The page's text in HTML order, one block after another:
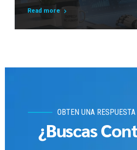
Argentina, anunció una propuesta
nueva categoría jurídica denominada
Humana” (Non-Human Corporation),
figuras como la Sociedad
Read more
OBTEN UNA
¿Buscas